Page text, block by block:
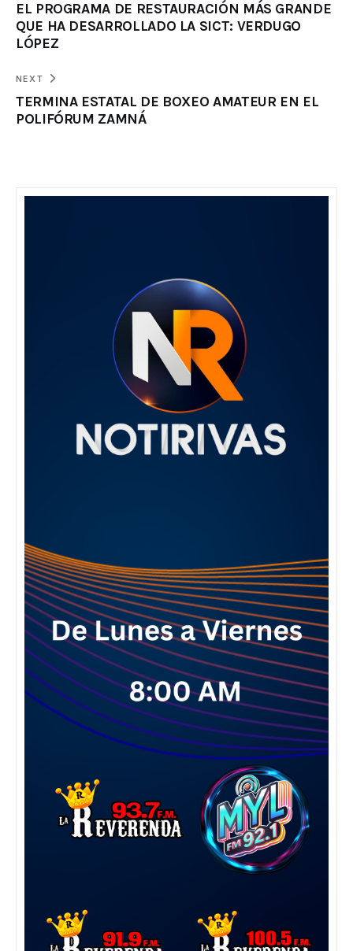
EL PROGRAMA DE RESTAURACIÓN MÁS GRANDE
QUE HA DESARROLLADO LA SICT: VERDUGO
LÓPEZ
NEXT
TERMINA ESTATAL DE BOXEO AMATEUR EN EL
POLIFÓRUM ZAMNÁ